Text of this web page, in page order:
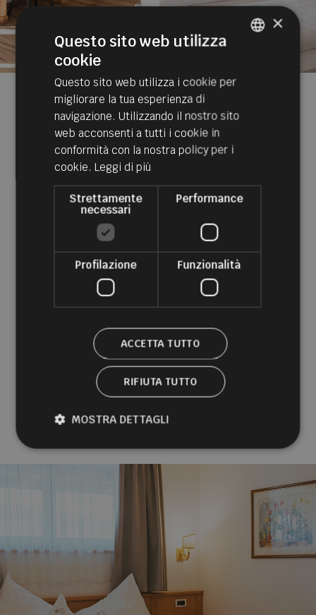
Junior Suite | ca.35m2
La Junior Suite è l’alloggio ideale per chi ama le
vacanze attive, estive o invernali. Infatti la zona
di Maranza offre diverse attività per ogni
stagione.
Dettagli
PRENOTA
RICHIEDI
Condizioni e Servizi inclusi
×
Questo sito web utilizza
cookie
Questo sito web utilizza i cookie per
migliorare la tua esperienza di
navigazione. Utilizzando il nostro sito
web acconsenti a tutti i cookie in
conformità con la nostra policy per i
cookie. Leggi di più
Strettamente
necessari
Performance
Profilazione Funzionalità
ACCETTA TUTTO
RIFIUTA TUTTO
MOSTRA DETTAGLI